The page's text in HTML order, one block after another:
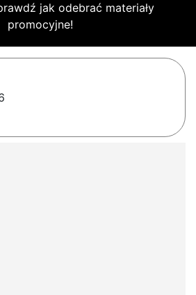
jak odebrać materiały
promocyjne!